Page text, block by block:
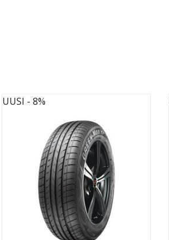
UUSI - 8%